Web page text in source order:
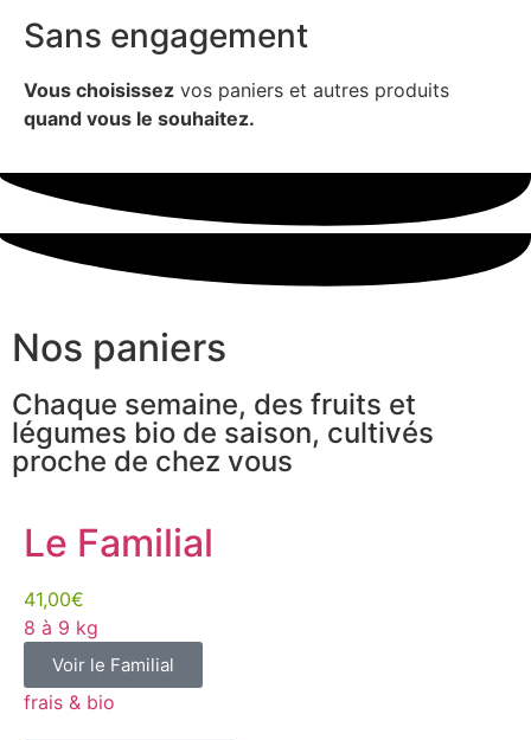
Sans engagement
Vous choisissez vos paniers et autres produits
quand vous le souhaitez.
Nos paniers
Chaque semaine, des fruits et
légumes bio de saison, cultivés
proche de chez vous
Le Familial
41,00€
8 à 9 kg
Voir le Familial
frais & bio